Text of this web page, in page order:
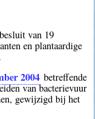
van 19
en plantaardige
2004 betreffende
van bacterievuur
gewijzigd bij het